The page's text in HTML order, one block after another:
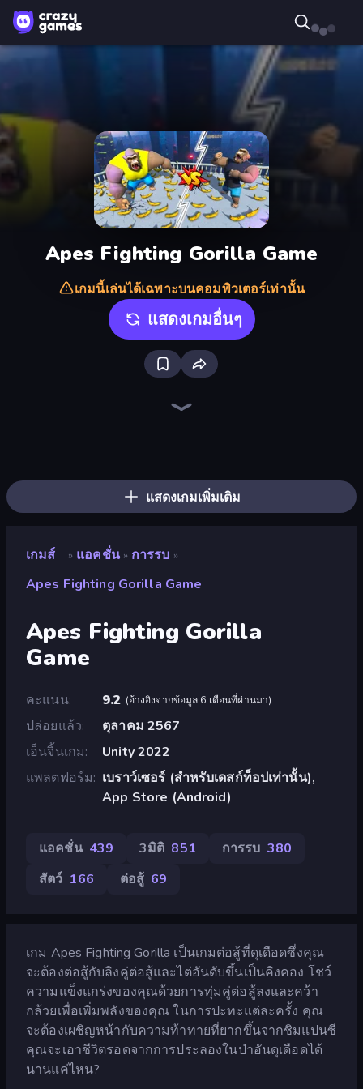
Apes Fighting Gorilla Game
เกมนี้เล่นได้เฉพาะบนคอมพิวเตอร์เท่านั้น
แสดงเกมอื่นๆ
แสดงเกมเพิ่มเติม
เกมส์ » แอคชั่น » การรบ »
Apes Fighting Gorilla Game
Apes Fighting Gorilla
Game
คะแนน 9.2 (อ้างอิงจากข้อมูล 6 เดือนที่ผ่านมา)
ปล่อยแล้ว
ตุลาคม 2567
เอ็นจิ้นเกม
Unity 2022
แพลตฟอร์ม
เบราว์เซอร์ (สำหรับเดสก์ท็อปเท่านั้น),
App Store (Android)
แอคชั่น 439 3มิติ 851 การรบ 380
สัตว์ 166 ต่อสู้ 69
เกม Apes Fighting Gorilla เป็นเกมต่อสู้ที่ดุเดือดซึ่งคุณ
จะต้องต่อสู้กับลิงคู่ต่อสู้และไต่อันดับขึ้นเป็นคิงคอง โชว์
ความแข็งแกร่งของคุณด้วยการทุ่มคู่ต่อสู้ลงและคว้า
กล้วยเพื่อเพิ่มพลังของคุณ ในการปะทะแต่ละครั้ง คุณ
จะต้องเผชิญหน้ากับความท้าทายที่ยากขึ้นจากชิมแปนซี
คุณจะเอาชีวิตรอดจากการประลองในป่าอันดุเดือดได้
นานแค่ไหน?